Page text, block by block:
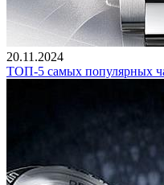
20.11.2024
ТОП-5 самых популярных